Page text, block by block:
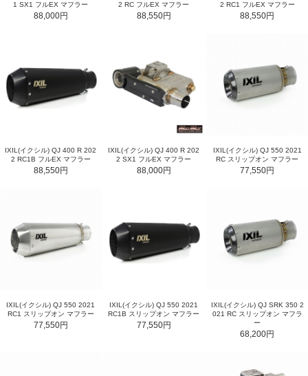
1 SX1 フルEX マフラー
88,000円
2 RC フルEX マフラー
88,550円
2 RC1 フルEX マフラー
88,550円
IXIL(イクシル) QJ 400 R 202
2 RC1B フルEX マフラー
88,550円
IXIL(イクシル) QJ 400 R 202
2 SX1 フルEX マフラー
88,000円
IXIL(イクシル) QJ 550 2021
RC スリップオン マフラー
77,550円
IXIL(イクシル) QJ 550 2021
RC1 スリップオン マフラー
77,550円
IXIL(イクシル) QJ 550 2021
RC1B スリップオン マフラー
77,550円
IXIL(イクシル) QJ SRK 350 2
021 RC スリップオン マフラ
ー
68,200円